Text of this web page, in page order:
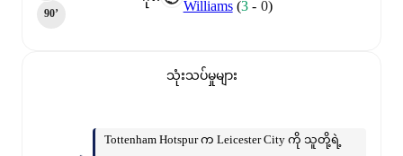
Williams (3 - 0)
90‎’‎
သုံးသပ်မှုများ
Tottenham Hotspur က Leicester City ကို သူတို့ရဲ့